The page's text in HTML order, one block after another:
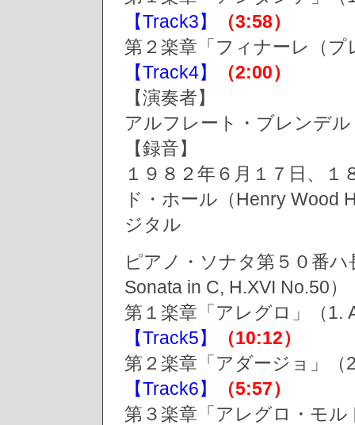
【Track3】
（3:58）
第２楽章「フィナーレ（
【Track4】
（2:00）
【演奏者】
アルフレート・ブレンデ
【録音】
１９８２年６月１７日、
ド・ホール（Henry
ジタル
ピアノ・ソナタ第５０番
Sonata in C, H.XVI No.50
第１楽章「アレグロ」（1.
【Track5】
（10:12）
第２楽章「アダージョ」（
【Track6】
（5:57）
第３楽章「アレグロ・モル